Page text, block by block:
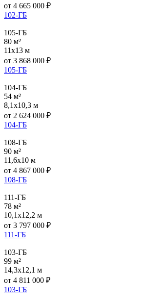
от 4 665 000 ₽
102-ГБ
105-ГБ
80 м²
11x13 м
от 3 868 000 ₽
105-ГБ
104-ГБ
54 м²
8,1x10,3 м
от 2 624 000 ₽
104-ГБ
108-ГБ
90 м²
11,6x10 м
от 4 867 000 ₽
108-ГБ
111-ГБ
78 м²
10,1x12,2 м
от 3 797 000 ₽
111-ГБ
103-ГБ
99 м²
14,3x12,1 м
от 4 811 000 ₽
103-ГБ